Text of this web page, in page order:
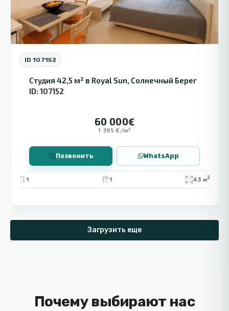
ID 107152
Студия 42,5 м² в Royal Sun, Солнечный Берег
ID: 107152
60 000€
1 395 €/м²
Позвонить WhatsApp
1 1 43 м2
Загрузить еще
Почему выбирают нас